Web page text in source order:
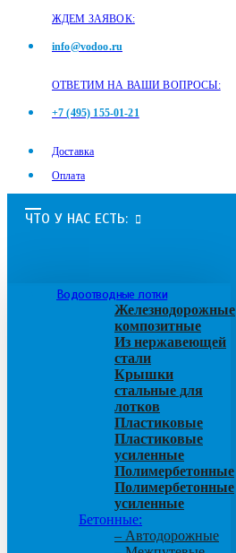
ЖДЕМ ЗАЯВОК:
info@vodoo.ru
ОТВЕТИМ НА ВАШИ ВОПРОСЫ:
+7 (495) 155-01-21
Доставка
Оплата
ЧТО У НАС ЕСТЬ:
Водоотводные лотки
Железнодорожные
композитные
Из нержавеющей
стали
Крышки
стальные для
лотков
Пластиковые
Пластиковые
усиленные
Полимербетонные
Полимербетонные
усиленные
Бетонные:
– Автодорожные